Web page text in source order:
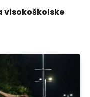
visokoškolske